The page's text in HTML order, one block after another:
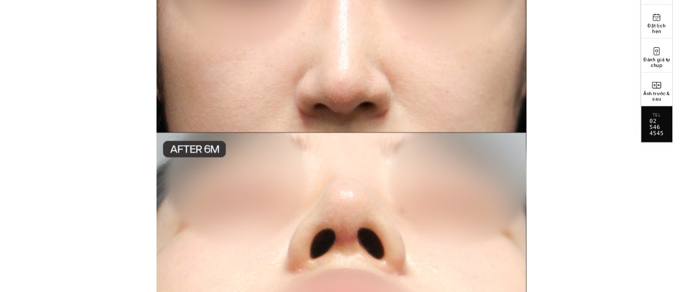
Đặt lịch
hẹn
Đánh giá tự
chụp
Ảnh trước &
sau
TEL
02
546
4545